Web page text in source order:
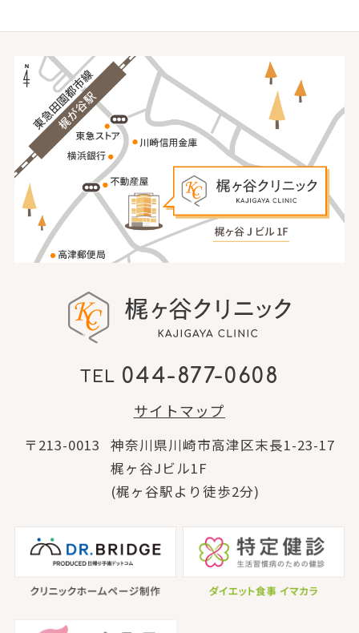
TEL 044-877-0608
サイトマップ
〒213-0013
神奈川県川崎市高津区末長1-23-17
梶ヶ谷Jビル1F
(梶ヶ谷駅より徒歩2分)